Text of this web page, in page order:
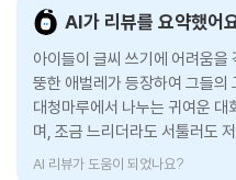
고 글씨 쓰기의 어려움을 겪을 때,
다. 이처럼 ‘나’와 ‘너’의 경계를
다른 존재를 기꺼이 이해하고 껴
무엇이든 될 수 있어 찬란하게 빛
AI가 리뷰를 요약했어
아이들이 글씨 쓰기에 어려움을
뚱한 애벌레가 등장하여 그들의
대청마루에서 나누는 귀여운
며, 조금 느리더라도 서툴러도
시지를 전합니다. 이 책은 아이뿐